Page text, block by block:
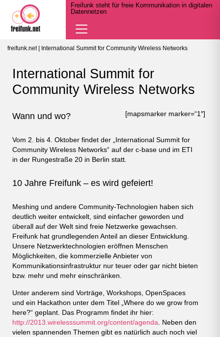
Freifunk steht für freie Kommunikation in digitalen
Datennetzen
Navigation
öffnen
freifunk.net| International Summit for Community Wireless Networks
International Summit for
Community Wireless Networks
[mapsmarker marker=“1″]
Wann und wo?
Vom 2. bis 4. Oktober findet der „International Summit for
Community Wireless Networks“ auf der c-base und im ETI
in der Rungestraße 20 in Berlin statt.
10 Jahre Freifunk – es wird gefeiert!
Meshing und andere Community-Technologien haben sich
deutlich weiter entwickelt, sind einfacher geworden und
überall auf der Welt sind freie Netzwerke gewachsen.
Freifunk hat grundlegenden Anteil an dieser Entwicklung.
Unsere Netzwerktechnologien eröffnen Menschen
Möglichkeiten, die kommerzielle Anbieter von
Kommunikationsinfrastruktur nur teuer oder gar nicht bieten
bzw. mehr und mehr einschränken.
Unter anderem sind Vorträge, Workshops, OpenSpaces
und ein Hackathon unter dem Titel „Where do we grow from
here?“ geplant. Das Programm findet ihr hier:
http://2013.wirelesssummit.org/content/agenda . Neben den
vielen spannenden Themen gibt es natürlich auch noch viel